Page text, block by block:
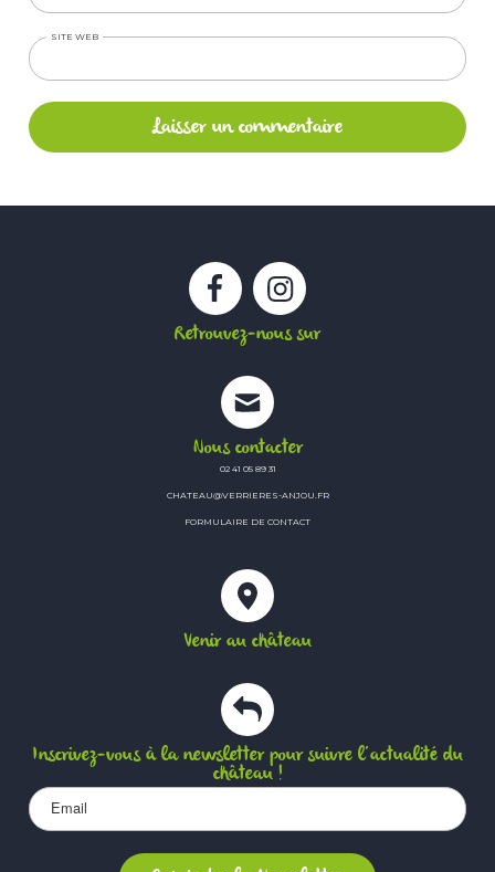
SITE WEB
Retrouvez-nous sur
FacebookInstagram
Nous contacter
02 41 05 89 31
CHATEAU@VERRIERES-ANJOU.FR
FORMULAIRE DE CONTACT
Venir au château
Inscrivez-vous à la newsletter pour suivre l’actualité du
château !